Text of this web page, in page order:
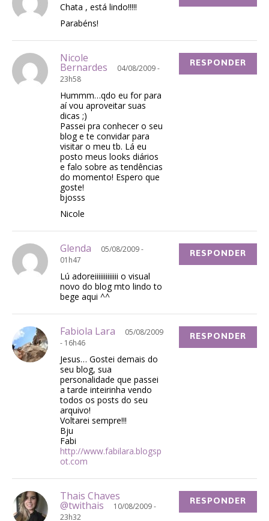
Chata , está lindo!!!!!
Parabéns!
Nicole
Bernardes
04/08/2009 -
23h58
Hummm…qdo eu for para
aí vou aproveitar suas
dicas ;)
Passei pra conhecer o seu
blog e te convidar para
visitar o meu tb. Lá eu
posto meus looks diários
e falo sobre as tendências
do momento! Espero que
goste!
bjosss
Nicole
RESPONDER
Glenda
05/08/2009 -
01h47
Lú adoreiiiiiiiiiiiii o visual
novo do blog mto lindo to
bege aqui ^^
RESPONDER
Fabiola Lara
05/08/2009
- 16h46
Jesus… Gostei demais do
seu blog, sua
personalidade que passei
a tarde inteirinha vendo
todos os posts do seu
arquivo!
Voltarei sempre!!!
Bju
Fabi
http://www.fabilara.blogsp
ot.com
RESPONDER
Thais Chaves
@twithais
10/08/2009 -
23h32
RESPONDER